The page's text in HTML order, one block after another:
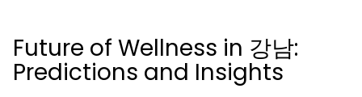
Future of Wellness in 강남:
Predictions and Insights